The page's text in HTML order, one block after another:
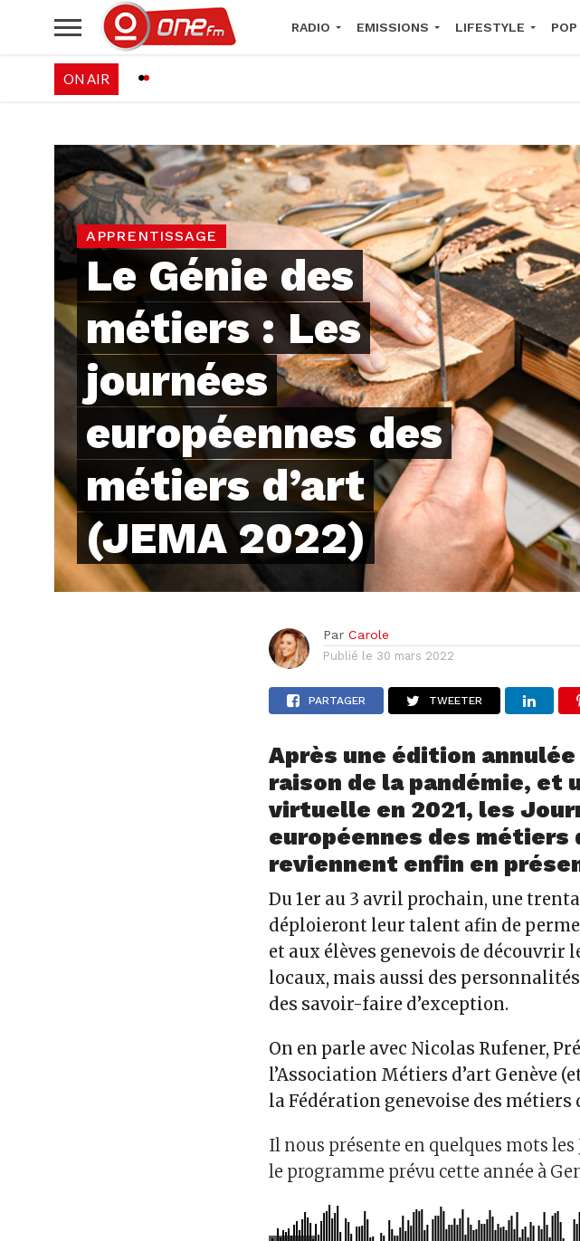
RADIO EMISSIONS LIFESTYLE
ON AIR
APPRENTISSAGE
Le Génie des
métiers : Les
journées
européennes des
métiers d’art
(JEMA 2022)
Par Carole
Publié le 30 mars 2022
PARTAGER TWEETER
Après une édition annulée
raison de la pandémie, et
virtuelle en 2021, les
européennes des métiers
reviennent enfin en
Du 1er au 3 avril prochain, une
déploieront leur talent afin de
et aux élèves genevois de découvrir
locaux, mais aussi des
des savoir-faire d’exception.
On en parle avec Nicolas Rufener,
l’Association Métiers d’art Genève
la Fédération genevoise des métiers
Il nous présente en quelques mots les
le programme prévu cette année à